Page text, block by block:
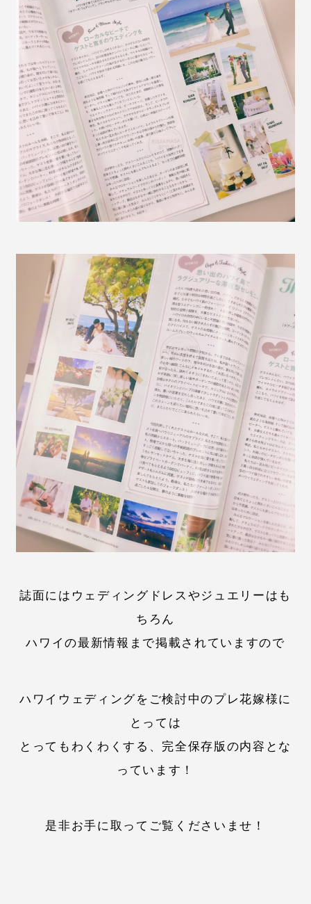
誌面にはウェディングドレスやジュエリーはも
ちろん
ハワイの最新情報まで掲載されていますので
ハワイウェディングをご検討中のプレ花嫁様に
とっては
とってもわくわくする、完全保存版の内容とな
っています！
是非お手に取ってご覧くださいませ！